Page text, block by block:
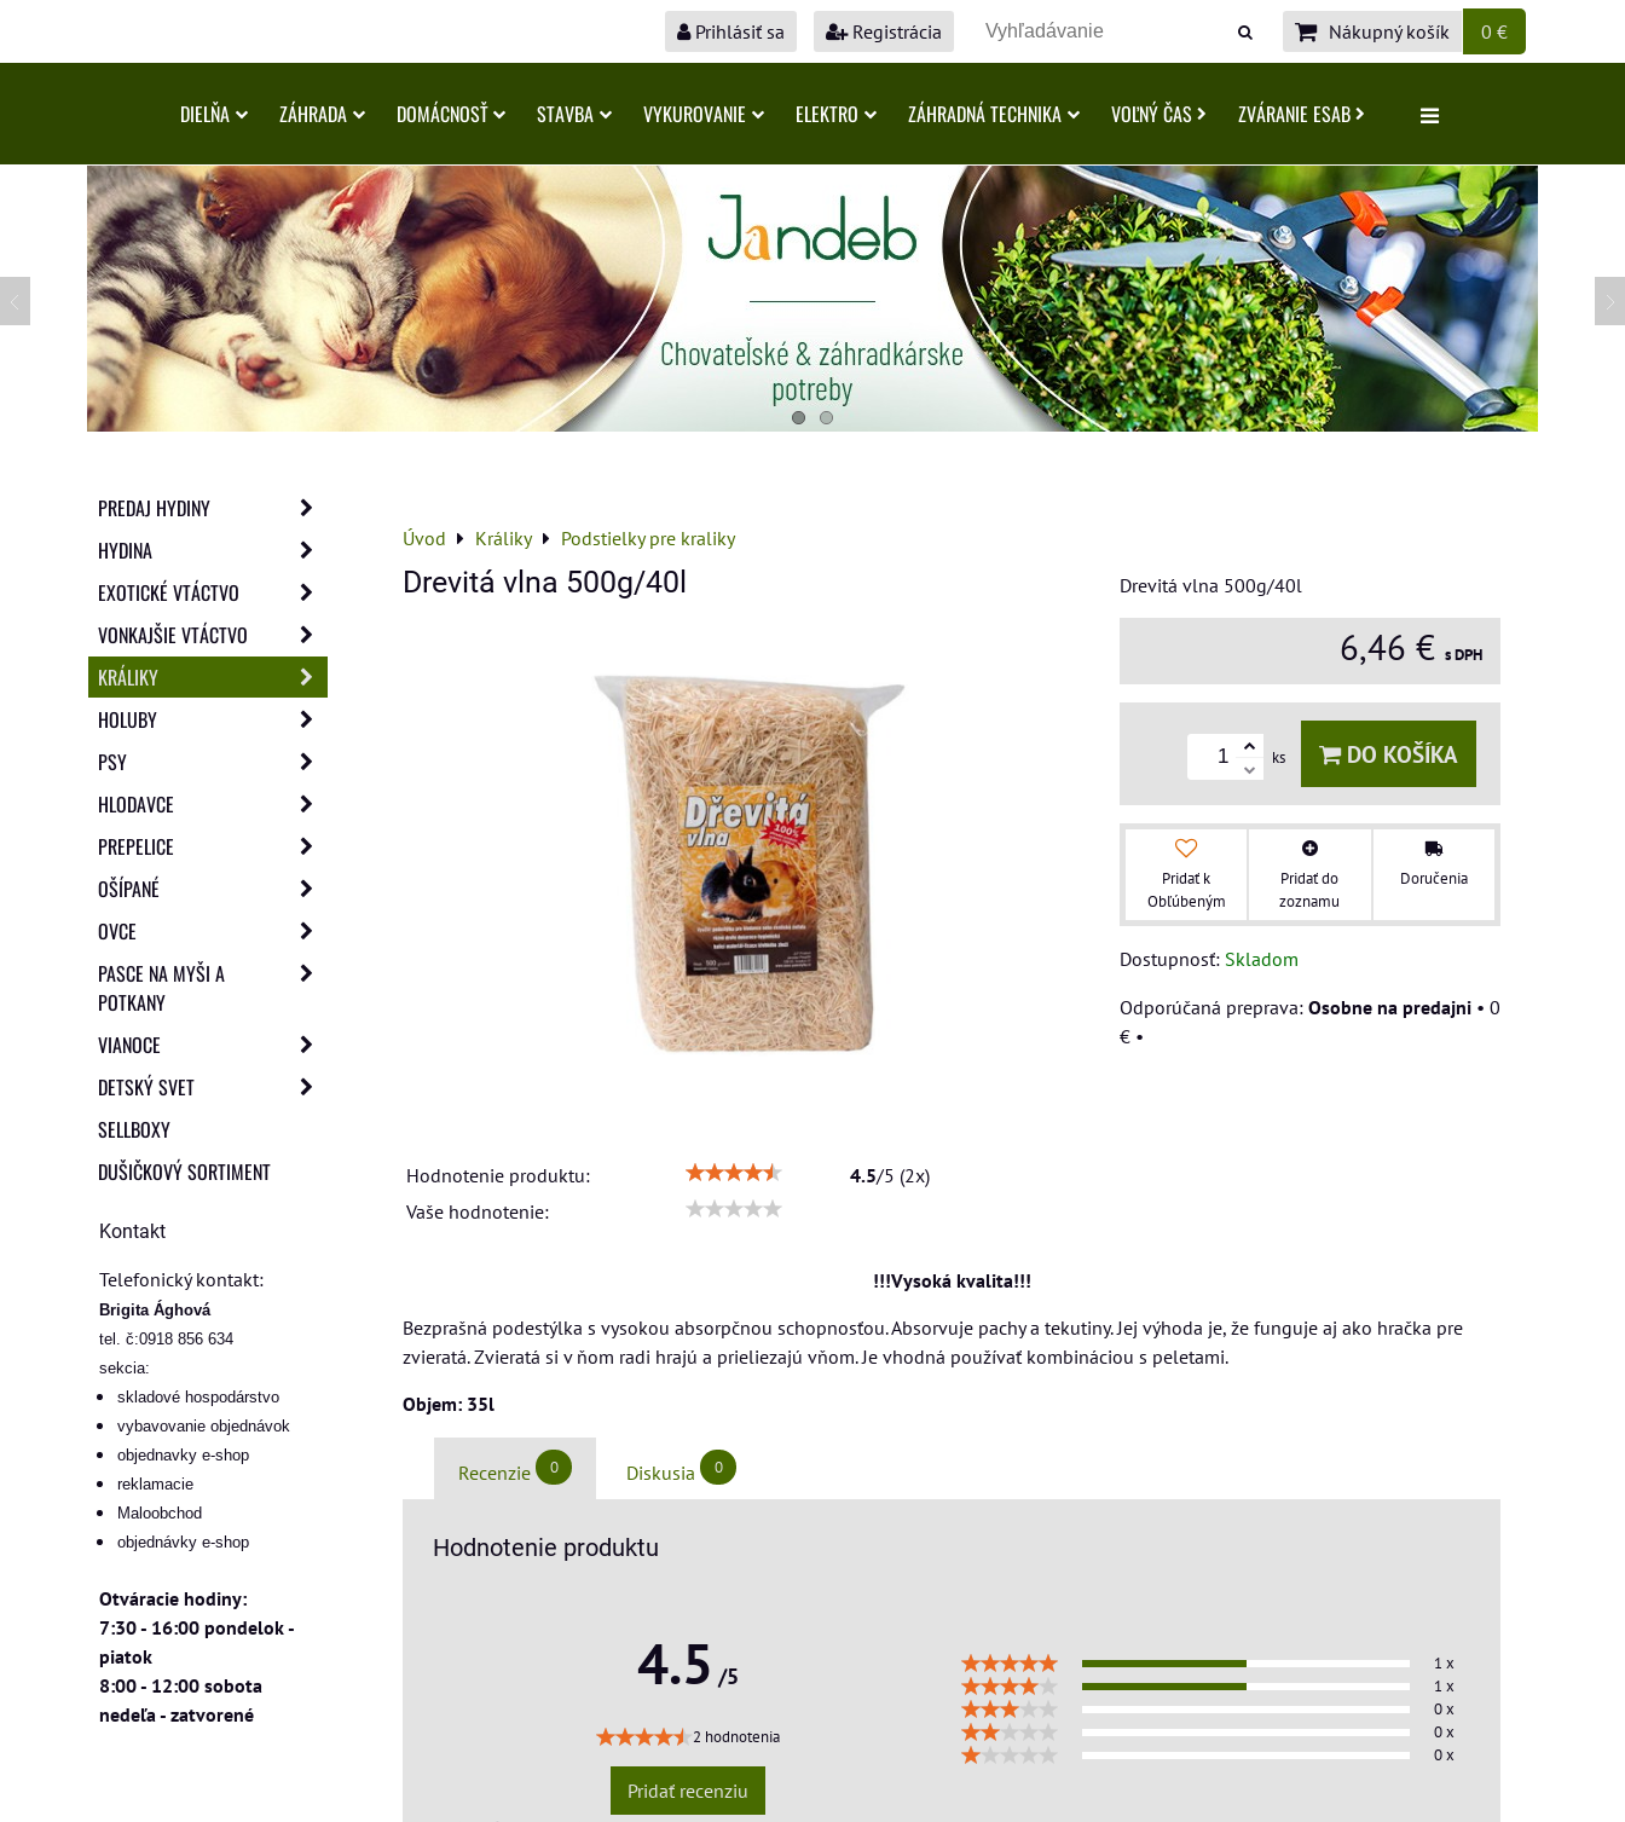
Prihlásiť sa Registrácia Nákupný košík 0 €
DIELŇA ZÁHRADA DOMÁCNOSŤ STAVBA VYKUROVANIE ELEKTRO ZÁHRADNÁ TECHNIKA VOĽNÝ ČAS ZVÁRANIE ESAB
Úvod Králiky Podstielky pre kraliky
Drevitá vlna 500g/40l
Hodnotenie produktu: 4.5/5 (2x)
Vaše hodnotenie:
Drevitá vlna 500g/40l
6,46 € s DPH
ks DO KOŠÍKA
Pridať k
Obľúbeným
Pridať do
zoznamu
Doručenia
Dostupnosť: Skladom
Osobne na predajni • 0
€ •
!!!Vysoká kvalita!!!
Bezprašná podestýlka s vysokou absorpčnou schopnosťou. Absorvuje pachy a tekutiny. Jej výhoda je, že funguje aj ako hračka pre
zvieratá. Zvieratá si v ňom radi hrajú a prieliezajú vňom. Je vhodná používať kombináciou s peletami.
Objem: 35l
Recenzie 0 Diskusia 0
Hodnotenie produktu
4.5 /5
2 hodnotenia
Pridať recenziu
1 x
1 x
0 x
0 x
0 x
PREDAJ HYDINY
HYDINA
EXOTICKÉ VTÁCTVO
VONKAJŠIE VTÁCTVO
KRÁLIKY
HOLUBY
PSY
HLODAVCE
PREPELICE
OŠÍPANÉ
OVCE
PASCE NA MYŠI A
POTKANY
VIANOCE
DETSKÝ SVET
SELLBOXY
DUŠIČKOVÝ SORTIMENT
Kontakt
Telefonický kontakt:
Brigita Ághová
tel. č:0918 856 634
sekcia:
skladové hospodárstvo
vybavovanie objednávok
objednavky e-shop
reklamacie
Maloobchod
objednávky e-shop
Otváracie hodiny:
7:30 - 16:00 pondelok -
piatok
8:00 - 12:00 sobota
nedeľa - zatvorené